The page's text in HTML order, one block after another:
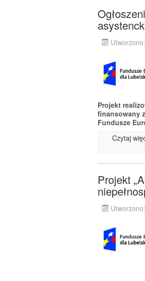
Projekt
finansowany
Fundusze
Czytaj
Projekt